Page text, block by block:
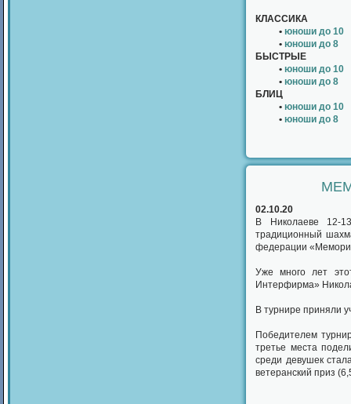
КЛАССИКА
• юноши до 10
• юноши до 8
БЫСТРЫЕ
• юноши до 10
• юноши до 8
БЛИЦ
• юноши до 10
• юноши до 8
02.10.20
В Николаеве 12-
традиционный
федерации
Уже много лет
Интерфирма»
В турнире приняли
Победителем
третье места
среди девушек
ветеранский приз